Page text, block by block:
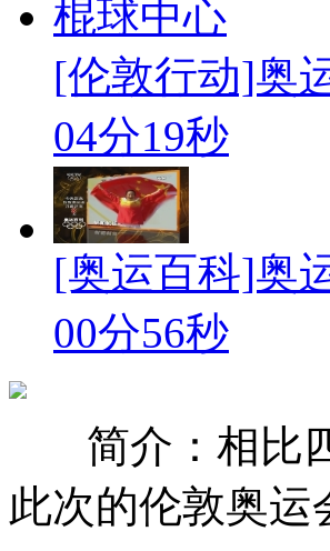
[伦敦行动]奥
04分19秒
[奥运百科]奥
00分56秒
简介：相比
此次的伦敦奥